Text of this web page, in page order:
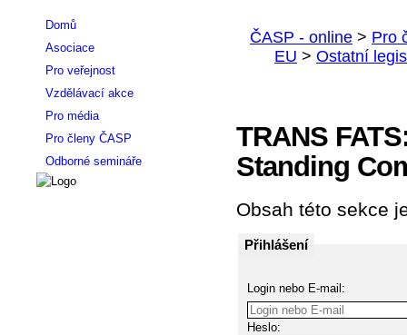
TRANS
Standing
Obsah této sekce
Přihlášení
Login nebo E-mail:
Heslo:
Domů
Asociace
Pro veřejnost
Vzdělávací akce
Pro média
Pro členy ČASP
Odborné semináře